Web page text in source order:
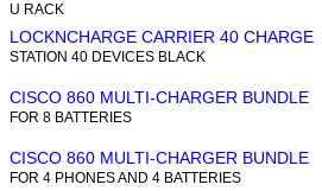
U RACK
LOCKNCHARGE CARRIER 40 CHARGE
STATION 40 DEVICES BLACK
CISCO 860 MULTI-CHARGER BUNDLE
FOR 8 BATTERIES
CISCO 860 MULTI-CHARGER BUNDLE
FOR 4 PHONES AND 4 BATTERIES